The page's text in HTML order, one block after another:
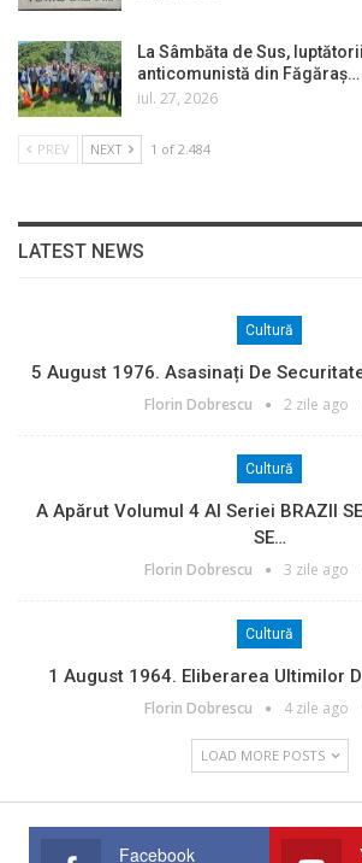
La Sâmbăta de Sus,
anticomunistă din Făgăraș…
iul. 27, 2026
PREV NEXT 1 of 2.484
LATEST NEWS
Cultură
5 August 1976. Asasinați De
Florin Dobrescu 2 zile ago
Cultură
A Apărut Volumul 4 Al Seriei BRAZII
SE…
Florin Dobrescu 3 zile ago
Cultură
1 August 1964. Eliberarea Ultimilor
Florin Dobrescu 4 zile ago
LOAD MORE POSTS
Facebook